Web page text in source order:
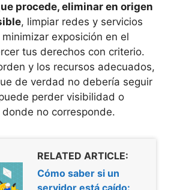
procede, eliminar en origen
, limpiar redes y servicios
exposición en el
tus derechos con criterio.
y los recursos adecuados,
de verdad no debería seguir
perder visibilidad o
no corresponde.
RELATED ARTICLE:
Cómo saber si un
servidor está caído: